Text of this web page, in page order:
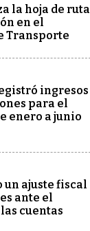
la hoja de ruta
en el
Transporte
ingresos
para el
enero a junio
ajuste fiscal
ante el
cuentas